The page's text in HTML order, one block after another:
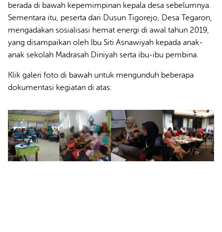
berada di bawah kepemimpinan kepala desa sebelumnya.
Sementara itu, peserta dari Dusun Tigorejo, Desa Tegaron,
mengadakan sosialisasi hemat energi di awal tahun 2019,
yang disampaikan oleh Ibu Siti Asnawiyah kepada anak-
anak sekolah Madrasah Diniyah serta ibu-ibu pembina.
Klik galeri foto di bawah untuk mengunduh beberapa
dokumentasi kegiatan di atas: